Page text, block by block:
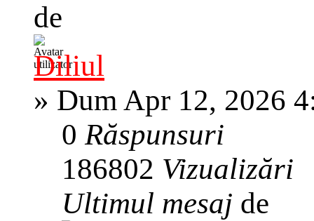
de
Diliul
» Dum Apr 12, 2026
0Răspunsuri
186802 Vizualizări
Ultimul mesaj de